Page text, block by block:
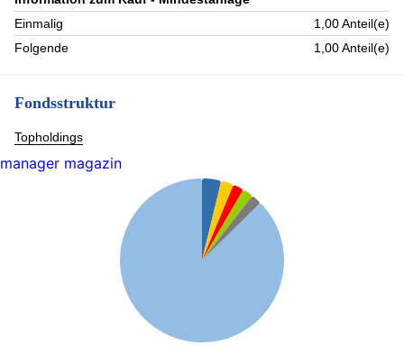
Einmalig
1,00 Anteil(e)
Folgende
1,00 Anteil(e)
Fondsstruktur
Topholdings
manager magazin